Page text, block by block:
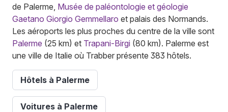
de Palerme, Musée de paléontologie et géologie
Gaetano Giorgio Gemmellaro et palais des Normands.
Les aéroports les plus proches du centre de la ville sont
Palerme (25 km) et Trapani-Birgi (80 km). Palerme est
une ville de Italie où Trabber présente 383 hôtels.
Hôtels à Palerme
Voitures à Palerme